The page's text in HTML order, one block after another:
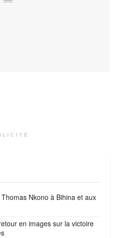
Nkono à Bihina et aux
en images sur la victoire